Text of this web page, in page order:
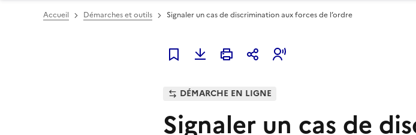
Accueil Démarches et outils Signaler un cas de discrimination aux forces de l’ordre
Ajouter à mes favoris
DÉMARCHE EN LIGNE
Signaler un cas de